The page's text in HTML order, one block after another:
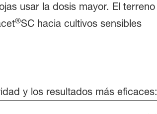
usar la dosis mayor. El terreno
®SC hacia cultivos sensibles
y los resultados más eficaces: